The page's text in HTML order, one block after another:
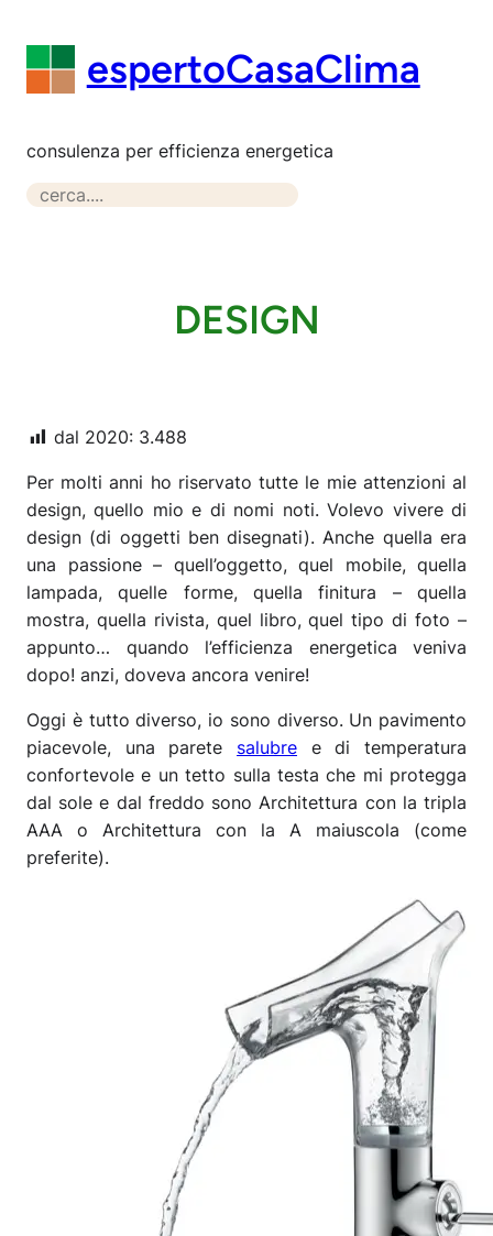
contenuto espertoCasaClima
consulenza per efficienza energetica
S
DESIGN
dal 2020: 3.488
Per molti anni ho riservato tutte le mie attenzioni al
design, quello mio e di nomi noti. Volevo vivere di
design (di oggetti ben disegnati). Anche quella era
una passione – quell’oggetto, quel mobile, quella
lampada, quelle forme, quella finitura – quella
mostra, quella rivista, quel libro, quel tipo di foto –
appunto… quando l’efficienza energetica veniva
dopo! anzi, doveva ancora venire!
Oggi è tutto diverso, io sono diverso. Un pavimento
piacevole, una parete salubre e di temperatura
confortevole e un tetto sulla testa che mi protegga
dal sole e dal freddo sono Architettura con la tripla
AAA o Architettura con la A maiuscola (come
preferite).